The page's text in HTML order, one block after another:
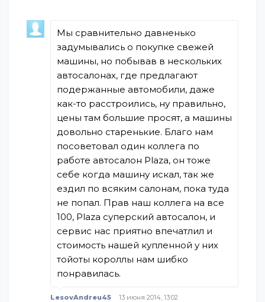
Мы сравнительно давненько
задумывались о покупке свежей
машины, но побывав в нескольких
автосалонах, где предлагают
подержанные автомобили, даже
как-то расстроились, ну правильно,
цены там большие просят, а машины
довольно старенькие. Благо нам
посоветовал один коллега по
работе автосалон Plaza, он тоже
себе когда машину искал, так же
ездил по всяким салонам, пока туда
не попал. Прав наш коллега на все
100, Plaza суперский автосалон, и
сервис нас приятно впечатлил и
стоимость нашей купленной у них
тойоты короллы нам шибко
понравилась.
LesovAndreu45 13 июня 2014, 13:02